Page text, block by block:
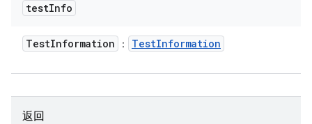
testInfo
TestInformation ： TestInformation
返回